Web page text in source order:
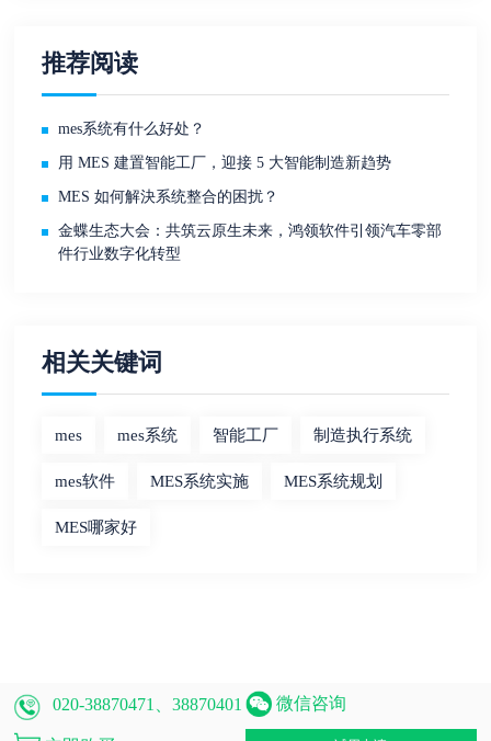
推荐阅读
mes系统有什么好处？
用 MES 建置智能工厂，迎接 5 大智能制造新趋势
MES 如何解決系统整合的困扰？
金蝶生态大会：共筑云原生未来，鸿领软件引领汽车零部
件行业数字化转型
相关关键词
mes mes系统 智能工厂 制造执行系统
mes软件 MES系统实施 MES系统规划
MES哪家好
020-38870471、38870401 微信咨询